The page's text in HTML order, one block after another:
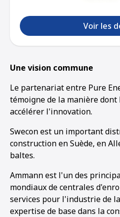
Voir les
Une vision commune
Le partenariat entre Pure
témoigne de la manière
accélérer l'innovation.
Swecon est un important
construction en Suède, en
baltes.
Ammann est l'un des
mondiaux de centrales
services pour l'industrie de
expertise de base dans la